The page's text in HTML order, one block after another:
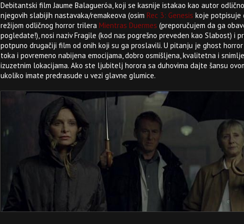
Debitantski film Jaume Balagueróa, koji se kasnije istakao kao autor
njegovih slabijih nastavaka/remakeova (osim Rec 3: Genesis koje potpisuje
režijom odličnog horror trilera Mientras Duermes (preporučujem da ga
pogledate!), nosi naziv Fragile (kod nas pogrešno preveden kao Slabost) i
potpuno drugačiji film od onih koji su ga proslavili. U pitanju je ghost horror
toka i povremeno nabijena emocijama, dobro osmišljena, kvalitetna i
izuzetnim lokacijama. Ako ste ljubitelj horora sa duhovima dajte šansu
ukoliko imate predrasude u vezi glavne glumice.